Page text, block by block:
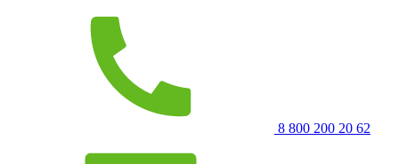
8 800 200 20 62